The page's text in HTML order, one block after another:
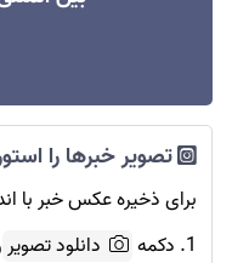
تصویر خبرها را
برای ذخیره عکس خبر با
1. دکمه
دانلود تصویر